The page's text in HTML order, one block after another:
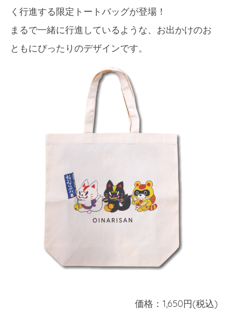
く行進する限定トートバッグが登場！
まるで一緒に行進しているような、お出かけのお
ともにぴったりのデザインです。
価格：1,650円(税込)